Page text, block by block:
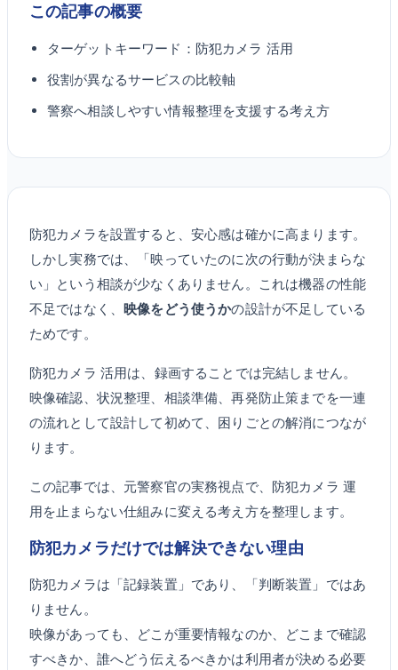
この記事の概要
ターゲットキーワード： 防犯カメラ 活用
役割が異なるサービスの比較軸
警察へ相談しやすい情報整理を支援する考え方
防犯カメラを設置すると、安心感は確かに高まります。
しかし実務では、「映っていたのに次の行動が決まらな
い」という相談が少なくありません。これは機器の性能
不足ではなく、映像をどう使うかの設計が不足している
ためです。
防犯カメラ 活用は、録画することでは完結しません。
映像確認、状況整理、相談準備、再発防止策までを一連
の流れとして設計して初めて、困りごとの解消につなが
ります。
この記事では、元警察官の実務視点で、防犯カメラ 運
用を止まらない仕組みに変える考え方を整理します。
防犯カメラだけでは解決できない理由
防犯カメラは「記録装置」であり、「判断装置」ではあ
りません。
映像があっても、どこが重要情報なのか、どこまで確認
すべきか、誰へどう伝えるべきかは利用者が決める必要